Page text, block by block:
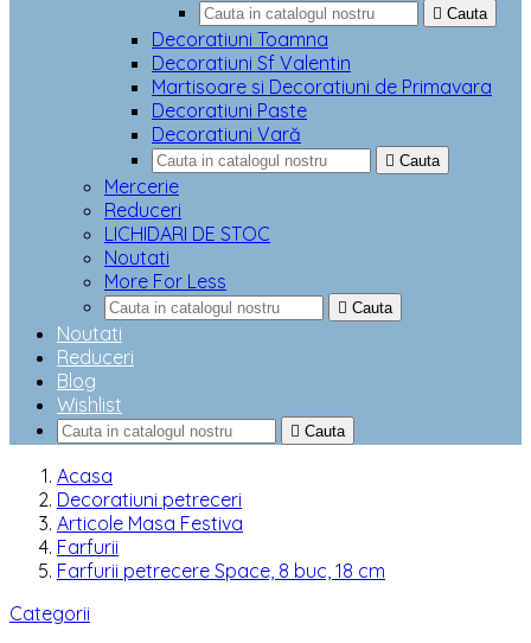
 Cauta
Decoratiuni Toamna
Decoratiuni Sf Valentin
Martisoare si Decoratiuni de Primavara
Decoratiuni Paste
Decoratiuni Vară
 Cauta
Mercerie
Reduceri
LICHIDARI DE STOC
Noutati
More For Less
 Cauta
Noutati
Reduceri
Blog
Wishlist
 Cauta
Acasa
Decoratiuni petreceri
Articole Masa Festiva
Farfurii
Farfurii petrecere Space, 8 buc, 18 cm
Categorii